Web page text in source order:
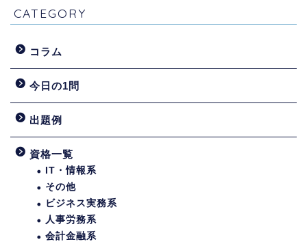
CATEGORY
コラム
今日の1問
出題例
資格一覧
IT・情報系
その他
ビジネス実務系
人事労務系
会計金融系